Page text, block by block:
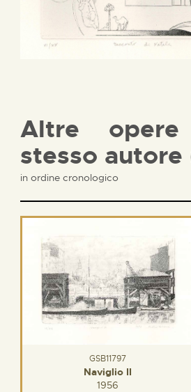
Altre
stesso autore
in ordine cronologico
GSB11797
Naviglio II
1956